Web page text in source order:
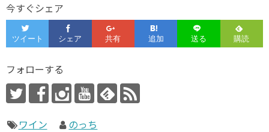
今すぐシェア
フォローする
ワイン のっち